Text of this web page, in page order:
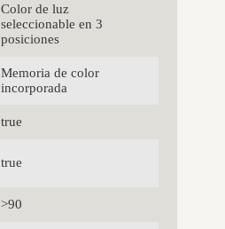
Color de luz
seleccionable en 3
posiciones
Memoria de color
incorporada
true
true
>90